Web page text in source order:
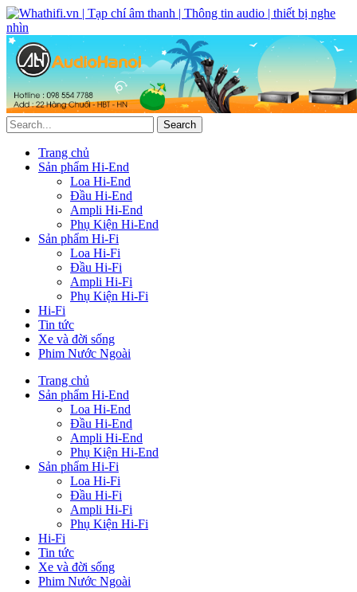
Trang chủ
Sản phẩm Hi-End
Loa Hi-End
Đầu Hi-End
Ampli Hi-End
Phụ Kiện Hi-End
Sản phẩm Hi-Fi
Loa Hi-Fi
Đầu Hi-Fi
Ampli Hi-Fi
Phụ Kiện Hi-Fi
Hi-Fi
Tin tức
Xe và đời sống
Phim Nước Ngoài
Trang chủ
Sản phẩm Hi-End
Loa Hi-End
Đầu Hi-End
Ampli Hi-End
Phụ Kiện Hi-End
Sản phẩm Hi-Fi
Loa Hi-Fi
Đầu Hi-Fi
Ampli Hi-Fi
Phụ Kiện Hi-Fi
Hi-Fi
Tin tức
Xe và đời sống
Phim Nước Ngoài